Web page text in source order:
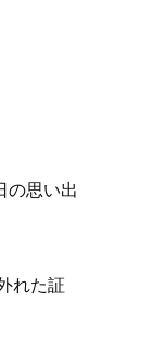
の思い出
れた証